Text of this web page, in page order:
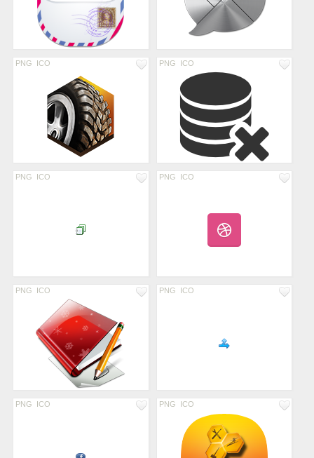
PNG ICO PNG ICO
PNG ICO PNG ICO
PNG ICO PNG ICO
PNG ICO PNG ICO